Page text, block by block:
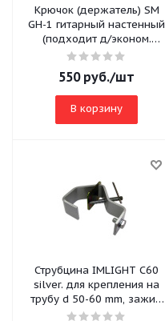
Крючок (держатель) SM
GH-1 гитарный настенный
(подходит д/эконом.
панели), поворотный
550руб./шт
В корзину
Струбцина IMLIGHT C60
silver. для крепления на
трубу d 50-60 mm, зажим
винт M10